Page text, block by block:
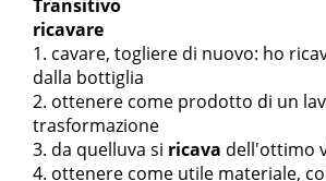
Transitivo
ricavare
cavare, togliere di nuovo: ho
dalla bottiglia
ottenere come prodotto di un
trasformazione
da quelluva si ricava dell'ottimo
ottenere come utile materiale,